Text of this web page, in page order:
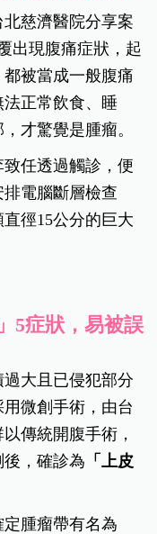
慈濟醫院分享案
出現腹痛症狀，起
被當成一般腹痛
正常飲食、睡
才驚覺是腫瘤。
任透過觸診，便
電腦斷層檢查
徑15公分的巨大
5症狀，易被誤
大且已侵犯部分
微創手術，由台
傳統開腹手術，
，確診為 「上皮
腫瘤帶有名為